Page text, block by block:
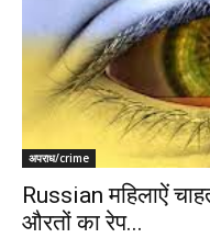
अपराध/crime
Russian महिलाऐं
औरतों का रेप...